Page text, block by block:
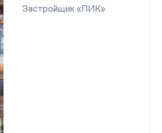
Застройщик «ПИК»